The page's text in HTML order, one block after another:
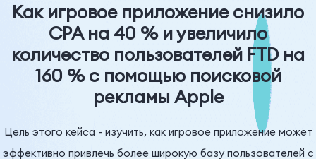
Ресурсы
Цены
Как игровое приложение снизило
CPA на 40 % и увеличило
количество пользователей FTD на
160 % с помощью поисковой
рекламы Apple
Цель этого кейса - изучить, как игровое приложение может
эффективно привлечь более широкую базу пользователей с